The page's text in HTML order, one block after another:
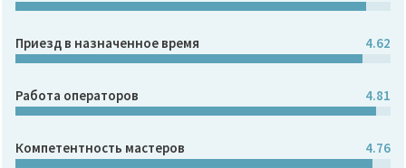
Приезд в назначенное время 4.62
Работа операторов 4.81
Компетентность мастеров 4.76